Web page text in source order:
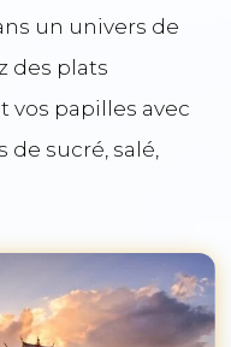
un univers de
des plats
papilles avec
de sucré, salé,